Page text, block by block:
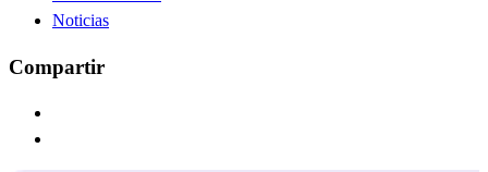
Noticias
Compartir